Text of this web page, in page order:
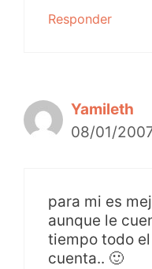
Responder
Yamileth
08/01/
para mi es
aunque le
tiempo todo
cuenta.. 🙂